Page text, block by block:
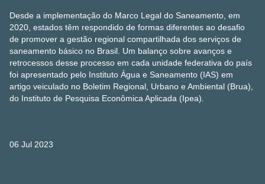
Desde a implementação do Marco Legal do Saneamento, em
2020, estados têm respondido de formas diferentes ao desafio
de promover a gestão regional compartilhada dos serviços de
saneamento básico no Brasil. Um balanço sobre avanços e
retrocessos desse processo em cada unidade federativa do país
foi apresentado pelo Instituto Água e Saneamento (IAS) em
artigo veiculado no Boletim Regional, Urbano e Ambiental (Brua),
do Instituto de Pesquisa Econômica Aplicada (Ipea).
06 Jul 2023